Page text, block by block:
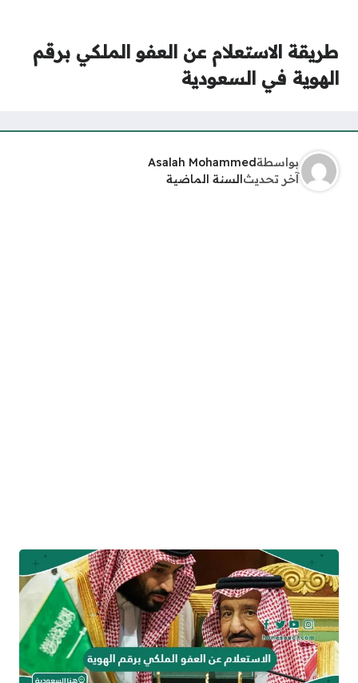
طريقة الاستعلام عن العفو الملكي برقم
الهوية في السعودية
بواسطةAsalah Mohammed
آخر تحديثالسنة الماضية